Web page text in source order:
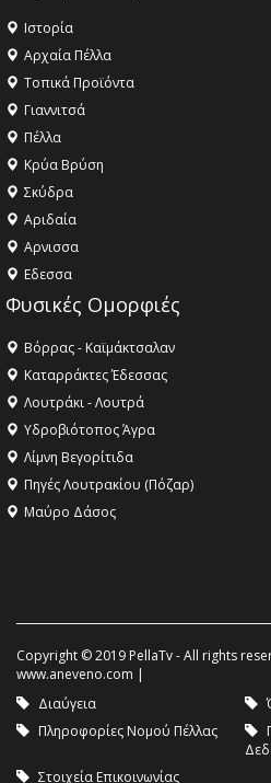
Ιστορία
Αρχαία Πέλλα
Τοπικά Προϊόντα
Γιαννιτσά
Πέλλα
Κρύα Βρύση
Σκύδρα
Αριδαία
Aρνισσα
Eδεσσα
Φυσικές Ομορφιές
Βόρρας - Καϊμάκτσαλαν
Καταρράκτες Έδεσσας
Λουτράκι - Λουτρά
Υδροβιότοπος Άγρα
Λίμνη Βεγορίτιδα
Πηγές Λουτρακίου (Πόζαρ)
Μαύρο Δάσος
Copyright © 2019 PellaTv - All rights
www.aneveno.com |
Διαύγεια
Πληροφορίες Νομού Πέλλας
Στοιχεία Επικοινωνίας